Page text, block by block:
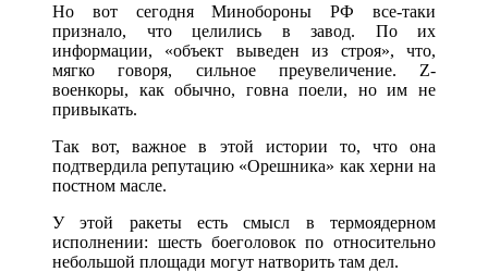
Но вот сегодня Минобороны РФ все-таки
признало, что целились в завод. По их
информации, «объект выведен из строя», что,
мягко говоря, сильное преувеличение. Z-
военкоры, как обычно, говна поели, но им не
привыкать.
Так вот, важное в этой истории то, что она
подтвердила репутацию «Орешника» как херни на
постном масле.
У этой ракеты есть смысл в термоядерном
исполнении: шесть боеголовок по относительно
небольшой площади могут натворить там дел.